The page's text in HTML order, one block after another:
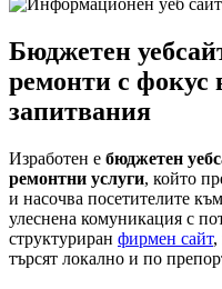
Бюджетен
ремонти с фокус
запитвания
Изработен е бюджетен
ремонтни услуги, който
и насочва посетителите
улеснена комуникация с
структуриран фирмен сайт,
търсят локално и по